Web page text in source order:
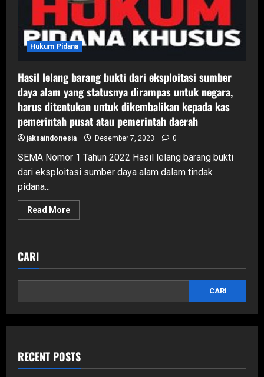
Hukum Pidana
Hasil lelang barang bukti dari eksploitasi sumber
daya alam yang statusnya dirampas untuk negara,
harus ditentukan untuk dikembalikan kepada kas
pemerintah pusat atau pemerintah daerah
jaksaindonesia Desember 7, 2023 0
SEMA Nomor 1 Tahun 2022 Hasil lelang barang bukti
dari eksploitasi sumber daya alam dalam tindak
pidana...
Read MoreRead
more
dari
sumber
alam
statusnya
dirampas
ditentukan
untuk
CARI
CARI
RECENT POSTS